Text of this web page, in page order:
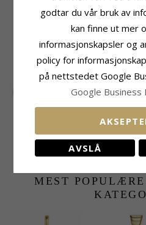
Leveringstid:
Ca. 5-10 Hverdager
KUNDER
Sommerfugl
armbånd i sølv569,-
Bnh
i sølv 45 cm
MEST
godtar du vår bruk av
kan finne ut mer
informasjonskapsler og
policy for
på nettstedet Google
Google Business
AVSLÅ